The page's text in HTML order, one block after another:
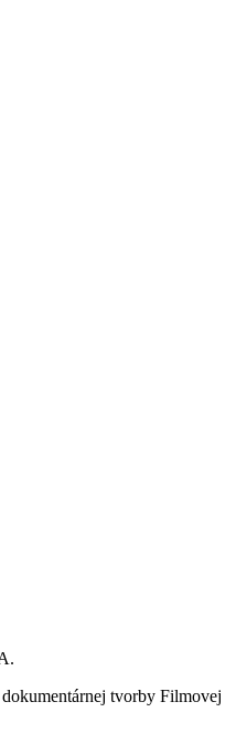
tvorby Filmovej